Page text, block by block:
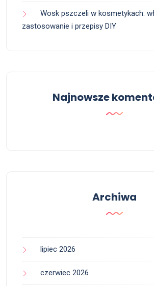
Wosk pszczeli w kosmetykach:
zastosowanie i przepisy DIY
Najnowsze
Archiwa
lipiec 2026
czerwiec 2026